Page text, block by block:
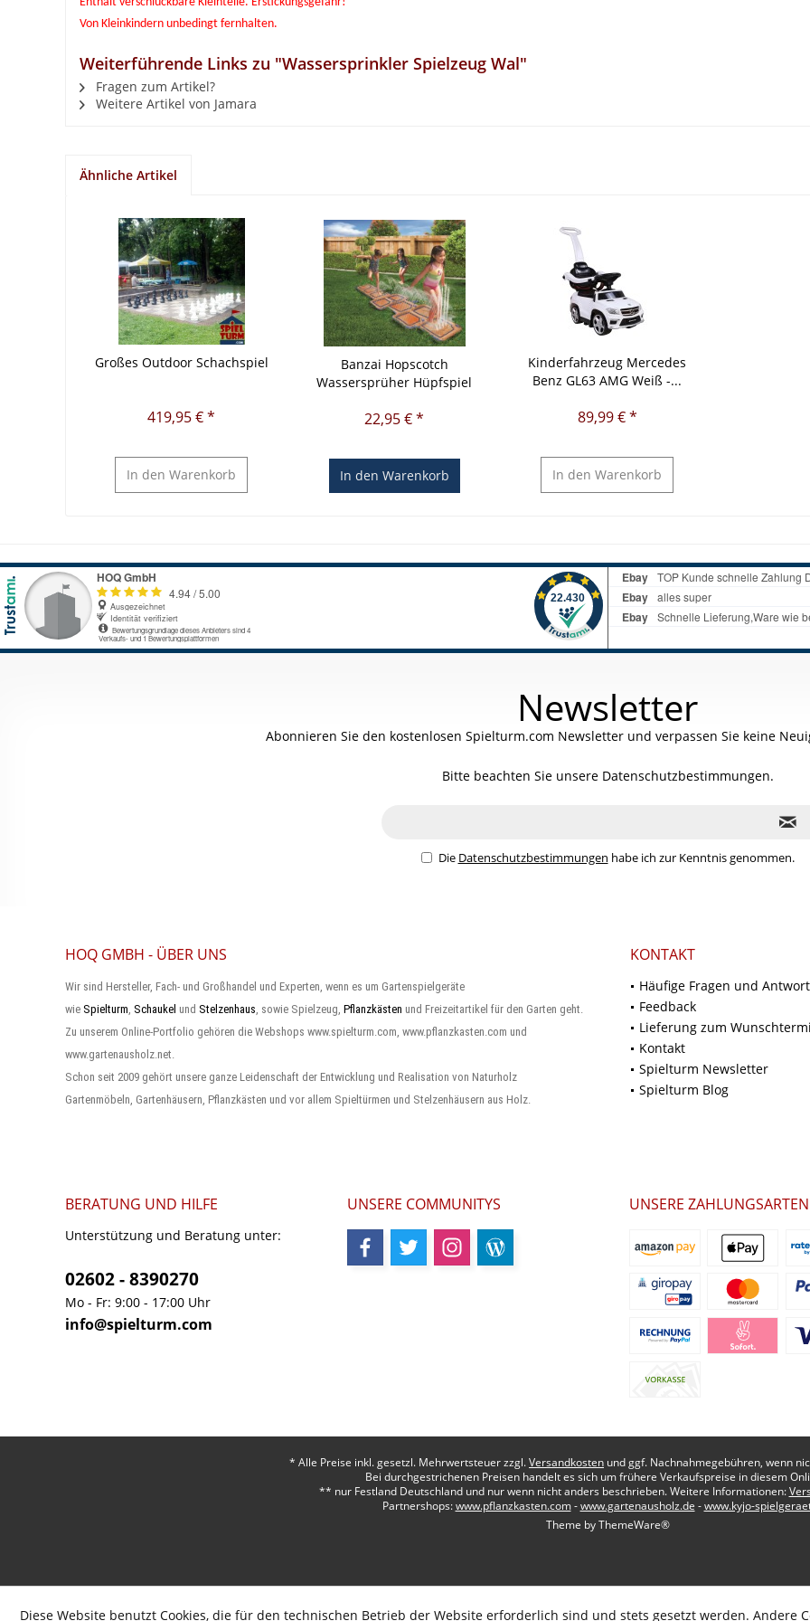
Von Kleinkindern unbedingt fernhalten.
Weiterführende Links zu "Wassersprinkler Spielzeug Wal"
Fragen zum Artikel?
Weitere Artikel von Jamara
Ähnliche Artikel
Großes Outdoor Schachspiel
419,95 € *
In den Warenkorb
Banzai Hopscotch
Wassersprüher Hüpfspiel
22,95 € *
In den Warenkorb
Kinderfahrzeug Mercedes
Benz GL63 AMG Weiß -...
89,99 € *
In den Warenkorb
Newsletter
Abonnieren Sie den kostenlosen Spielturm.com Newsletter und verpassen Sie keine
Bitte beachten Sie unsere Datenschutzbestimmungen.
Die Datenschutzbestimmungen habe ich zur Kenntnis genommen.
HOQ GMBH - ÜBER UNS
Wir sind Hersteller, Fach- und Großhandel und Experten, wenn es um Gartenspielgeräte
wie Spielturm Schaukel und Stelzenhaus , sowie Spielzeug, Pflanzkästen und Freizeitartikel für den Garten geht.
Zu unserem Online-Portfolio gehören die Webshops www.spielturm.com, www.pflanzkasten.com und
www.gartenausholz.net.
Schon seit 2009 gehört unsere ganze Leidenschaft der Entwicklung und Realisation von Naturholz
Gartenmöbeln, Gartenhäusern, Pflanzkästen und vor allem Spieltürmen und Stelzenhäusern aus Holz.
KONTAKT
Häufige Fragen und
Feedback
Lieferung zum
Kontakt
Spielturm Newsletter
Spielturm Blog
BERATUNG UND HILFE
Unterstützung und Beratung unter:
02602 - 8390270
Mo - Fr: 9:00 - 17:00 Uhr
info@spielturm.com
UNSERE COMMUNITYS UNSERE ZAHLUNGSARTEN
* Alle Preise inkl. gesetzl. Mehrwertsteuer zzgl.Versandkosten und ggf. Nachnahmegebühren, wenn
Bei durchgestrichenen Preisen handelt es sich um frühere Verkaufspreise in diesem
** nur Festland Deutschland und nur wenn nicht anders beschrieben. Weitere Informationen:
Partnershops:www.pflanzkasten.com-www.gartenausholz.de -www.kyjo-
Theme byThemeWare®
Diese Website benutzt Cookies, die für den technischen Betrieb der Website erforderlich sind und stets gesetzt werden. Andere